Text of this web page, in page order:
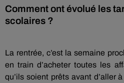
Comment ont évolué les
scolaires ?
La rentrée, c’est la semaine
en train d’acheter toutes les
qu’ils soient prêts avant d’aller